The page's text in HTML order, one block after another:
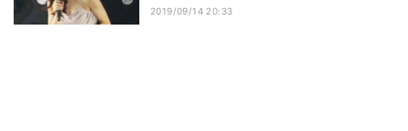
2019/09/14 20:33